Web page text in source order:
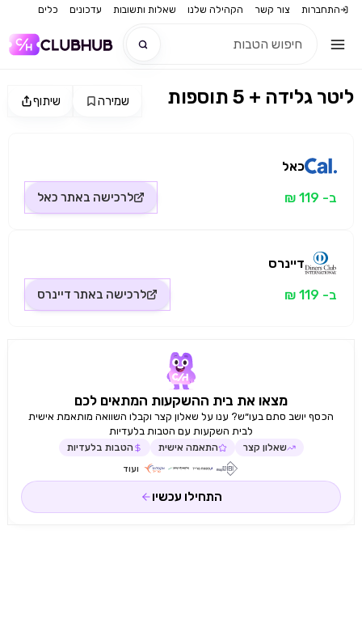
התחברות צור קשר הקהילה שלנו שאלות ותשובות עדכונים כלים
שיתוף שמירה ליטר גלידה + 5 תוספות
כאל
ב- 119 ₪ לרכישה באתר כאל
דיינרס
ב- 119 ₪ לרכישה באתר דיינרס
מצאו את בית ההשקעות המתאים לכם
הכסף יושב סתם בעו״ש? ענו על שאלון קצר וקבלו השוואה מותאמת אישית
לבית השקעות עם הטבות בלעדיות
שאלון קצר התאמה אישית הטבות בלעדיות
ועוד
התחילו עכשיו